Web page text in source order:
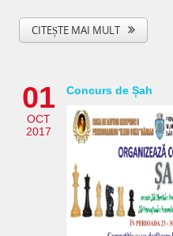
CITEȘTE MAI MULT
01
OCT
2017
Concurs de Șah